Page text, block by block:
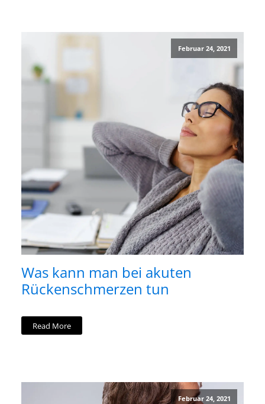
Februar 24, 2021
Was kann man bei akuten
Rückenschmerzen tun
Read More
Februar 24, 2021